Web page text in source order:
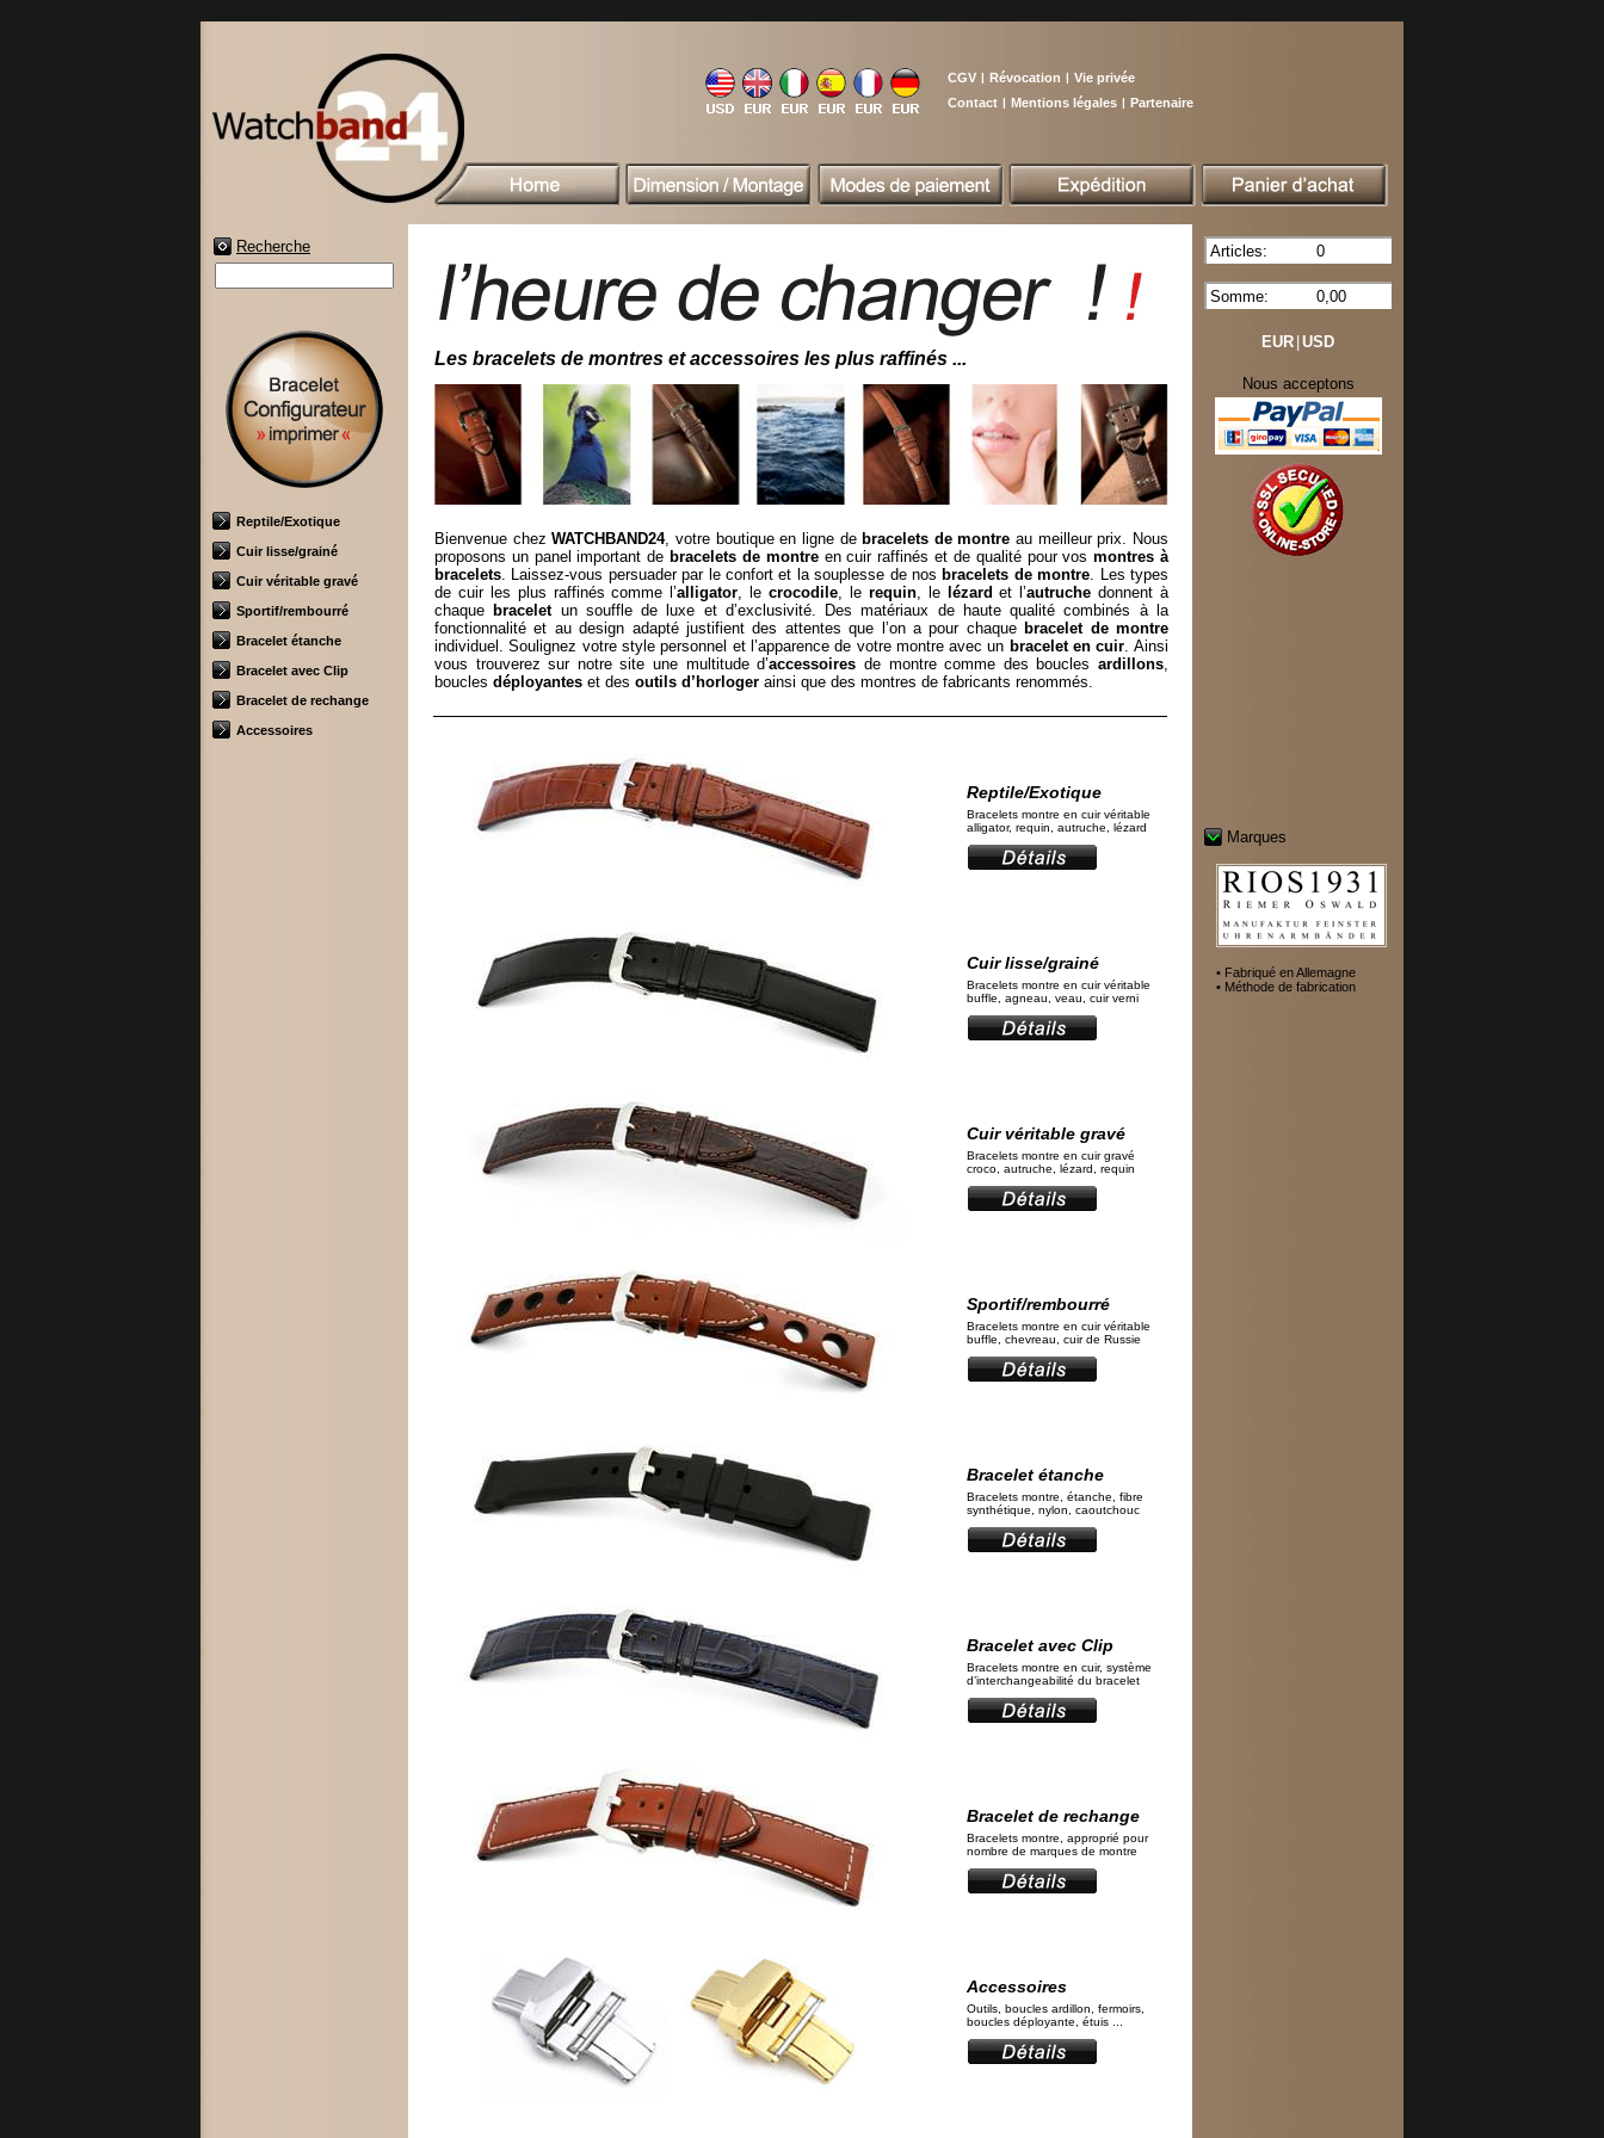
CGV | Révocation | Vie privée
Contact | Mentions légales | Partenaire
Recherche
Reptile/Exotique
Cuir lisse/grainé
Cuir véritable gravé
Sportif/rembourré
Bracelet étanche
Bracelet avec Clip
Bracelet de rechange
Accessoires
Les bracelets de montres et accessoires les plus raffinés ...
Bienvenue chezWATCHBAND24, votre boutique en ligne de bracelets de montre au meilleur prix. Nous
proposons un panel important de bracelets de montreen cuir raffinés et de qualité pour vosmontres à
bracelets. Laissez-vous persuader par le confort et la souplesse de nos bracelets de montre. Les types
de cuir les plus raffinés comme l’alligator, le crocodile, le requin, le lézard et l’autruche donnent à
chaque braceletun souffle de luxe et d’exclusivité. Des matériaux de haute qualité combinés à la
fonctionnalité et au design adapté justifient des attentes que l’on a pour chaque bracelet de montre
individuel. Soulignez votre style personnel et l’apparence de votre montre avec un bracelet en cuir. Ainsi
vous trouverez sur notre site une multitude d’accessoires de montre comme des bouclesardillons,
boucles déployantes et des outils d’horloger ainsi que des montres de fabricants renommés.
Reptile/Exotique
Bracelets montre en cuir véritable
alligator, requin, autruche, lézard
Cuir lisse/grainé
Bracelets montre en cuir véritable
buffle, agneau, veau, cuir verni
Cuir véritable gravé
Bracelets montre en cuir gravé
croco, autruche, lézard, requin
Sportif/rembourré
Bracelets montre en cuir véritable
buffle, chevreau, cuir de Russie
Bracelet étanche
Bracelets montre, étanche, fibre
synthétique, nylon, caoutchouc
Bracelet avec Clip
Bracelets montre en cuir, système
d’interchangeabilité du bracelet
Bracelet de rechange
Bracelets montre, approprié pour
nombre de marques de montre
Accessoires
Outils, boucles ardillon, fermoirs,
boucles déployante, étuis ...
Articles: 0
Somme: 0,00
EUR USD
Nous acceptons
Marques
• Fabriqué en Allemagne
• Méthode de fabrication